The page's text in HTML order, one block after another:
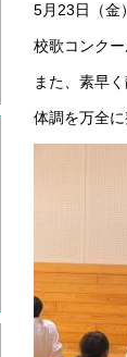
5月23日（金
校歌コンク
また、素早
体調を万全